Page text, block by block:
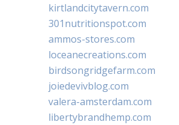
kirtlandcitytavern.com
301nutritionspot.com
ammos-stores.com
loceanecreations.com
birdsongridgefarm.com
joiedevivblog.com
valera-amsterdam.com
libertybrandhemp.com